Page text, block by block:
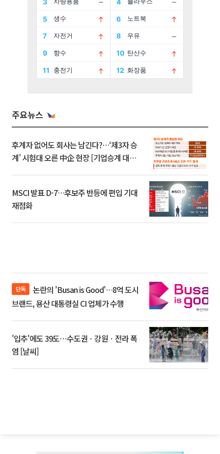
주요뉴스
후계자 없어도 회사는 남긴다?…‘제3자 승
계’ 시험대 오른 中企 현장 [기업승계 대전
MSCI 발표 D-7…후보주 반등에 편입 기대
재점화
단독
브랜드, 용산 대통령실 CI 업체가 수행
'입추'에도 39도⋯수도권ㆍ강원ㆍ전라 폭
염 [날씨]